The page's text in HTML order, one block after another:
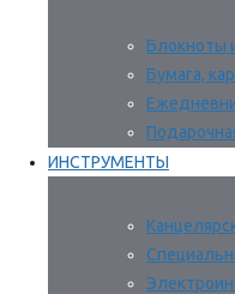
Блокноты
Бумага,
ИНСТРУМЕНТЫ